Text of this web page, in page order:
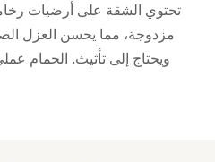
تحتوي الشقة على أرضيات
مزدوجة، مما يحسن العزل
ويحتاج إلى تأثيث. الحمام